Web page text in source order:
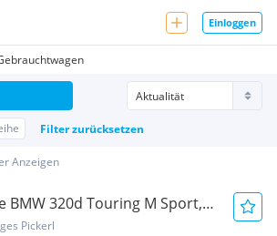
Einloggen
Filter zurücksetzen
Anzeigen
BMW 320d Touring M Sport,
Pickerl